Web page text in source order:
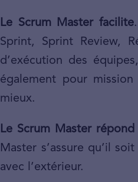
Le Scrum Master facilite
Sprint, Sprint Review,
d’exécution des
également pour
mieux.
Le Scrum Master
Master s’assure qu’il
avec l’extérieur.